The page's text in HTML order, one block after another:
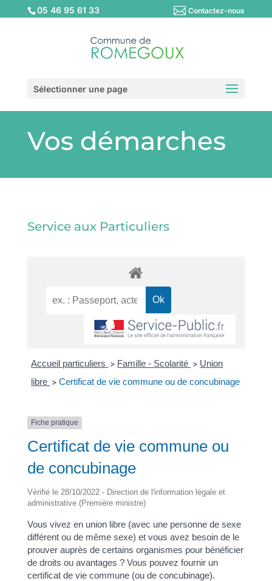
05 46 95 61 33 Contactez-nous
Sélectionner une page
Vos démarches
Service aux Particuliers
Accueil particuliers > Famille - Scolarité > Union
libre > Certificat de vie commune ou de concubinage
Fiche pratique
Certificat de vie commune ou
de concubinage
Vérifié le 28/10/2022 - Direction de l'information légale et
administrative (Première ministre)
Vous vivez en union libre (avec une personne de sexe
différent ou de même sexe) et vous avez besoin de le
prouver auprès de certains organismes pour bénéficier
de droits ou avantages ? Vous pouvez fournir un
certificat de vie commune (ou de concubinage).